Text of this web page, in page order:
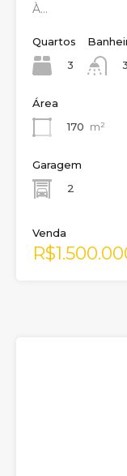
À…
Quartos
3
3
Área
170 m²
Garagem
2
Venda